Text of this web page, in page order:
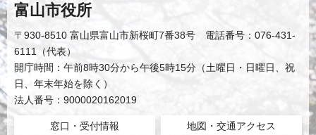
富山市役所
〒930-8510 富山県富山市新桜町7番38号 電話番号：076-431-
6111（代表）
開庁時間：午前8時30分から午後5時15分（土曜日・日曜日、祝
日、年末年始を除く）
法人番号：9000020162019
窓口・受付情報 地図・交通アクセス